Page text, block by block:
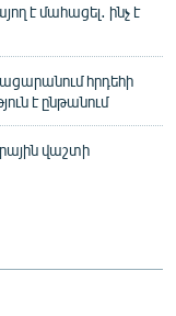
է մահացել․ ինչ է
հրդեհի
է ընթանում
վաշտի